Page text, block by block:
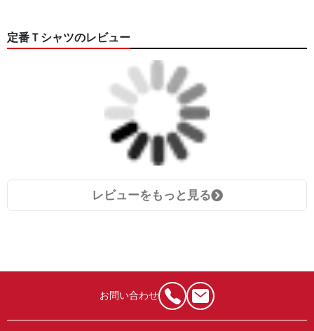
定番Ｔシャツのレビュー
レビューをもっと見る
お問い合わせ